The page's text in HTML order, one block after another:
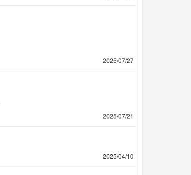
2025/07/27
2025/07/21
2025/04/10